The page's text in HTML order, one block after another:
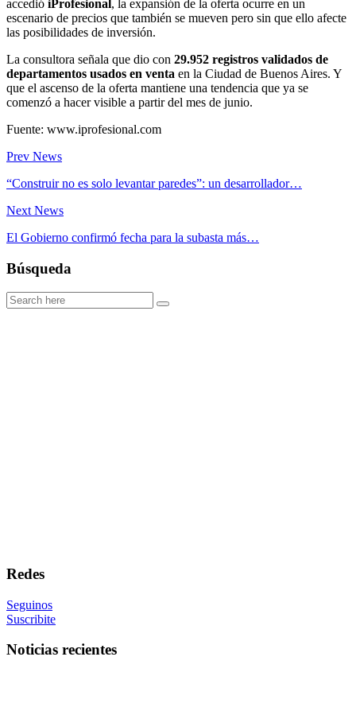
accedió iProfesional , la expansión de la oferta ocurre en un
escenario de precios que también se mueven pero sin que ello afecte
las posibilidades de inversión.
La consultora señala que dio con 29.952 registros validados de
departamentos usados en venta en la Ciudad de Buenos Aires. Y
que el ascenso de la oferta mantiene una tendencia que ya se
comenzó a hacer visible a partir del mes de junio.
Fuente: www.iprofesional.com
Prev News
“Construir no es solo levantar paredes”: un desarrollador…
Next News
El Gobierno confirmó fecha para la subasta más…
Búsqueda
Redes
Seguinos
Suscribite
Noticias recientes